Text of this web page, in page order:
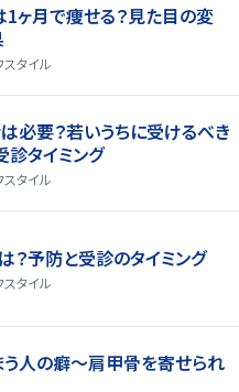
ヶ月で痩せる？見た目の変
スタイル
必要？若いうちに受けるべき
タイミング
スタイル
？予防と受診のタイミング
スタイル
う人の癖～肩甲骨を寄せられ